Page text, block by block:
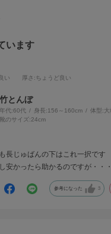
います
い 厚さ :ちょうど良い
竹とんぼ
年代:60代 身長:156～160cm 体型:大
靴のサイズ:24cm
長じゅばんの下はこれ一択です
安かったら助かるのですが・・・
参考になった 3